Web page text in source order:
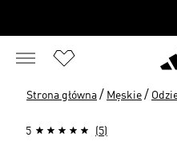
Strona główna / Męskie /
5 (5)